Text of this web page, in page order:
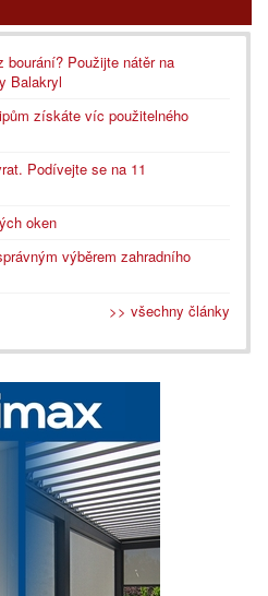
bourání? Použijte nátěr na
Balakryl
získáte víc použitelného
Podívejte se na 11
oken
výběrem zahradního
>> všechny články